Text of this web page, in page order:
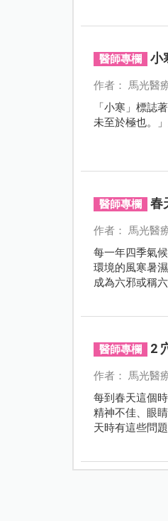
醫師專欄 小
作者： 馬光醫
「小寒」標誌
未至於極也。
醫師專欄 春
作者： 馬光醫
每一年四季氣
環境的風寒暑
成為六邪或稱
醫師專欄 2
作者： 馬光醫
每到春天這個
精神不佳、眼
天時有這些問